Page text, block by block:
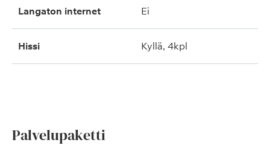
langaton internet ei
hissi kyllä, 4kpl
Palvelupaketti